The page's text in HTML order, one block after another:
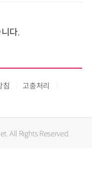
다.
침
고충처리
All Rights Reserved.